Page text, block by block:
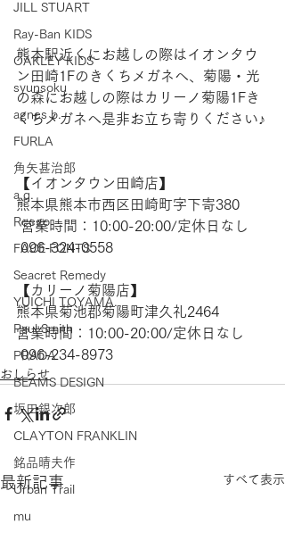
JILL STUART
Ray-Ban KIDS
OAKLEY KIDS
syunsoku
agnes b.
FURLA
角矢甚治郎
a.q.
Reego
FACE FONTS
Seacret Remedy
YUICHI TOYAMA.
Paul Smith
PRADA
BEAMS DESIGN
坂田銀次郎
CLAYTON FRANKLIN
銘品晴夫作
Urban Trail
mu
熊本駅近くにお越しの際はイオンタウ
ン田崎1Fのきくちメガネへ、菊陽・光
の森にお越しの際はカリーノ菊陽1Fき
くちメガネへ是非お立ち寄りください♪
【​イオンタウン田崎店】
熊本県熊本市西区田崎町字下寄380
営業時間：10:00-20:00/定休日なし
096-324-0558
【​カリーノ菊陽店】
熊本県菊池郡菊陽町津久礼2464
営業時間：10:00-20:00/定休日なし
096-234-8973
おしらせ
最新記事 すべて表示